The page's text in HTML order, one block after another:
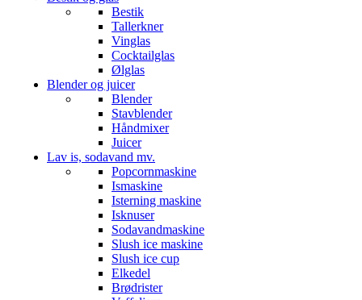
Bestik
Tallerkner
Vinglas
Cocktailglas
Ølglas
Blender og juicer
Blender
Stavblender
Håndmixer
Juicer
Lav is, sodavand mv.
Popcornmaskine
Ismaskine
Isterning maskine
Isknuser
Sodavandmaskine
Slush ice maskine
Slush ice cup
Elkedel
Brødrister